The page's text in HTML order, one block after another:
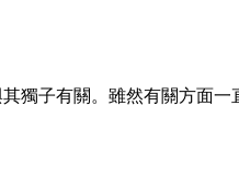
獨子有關。雖然有關方面一